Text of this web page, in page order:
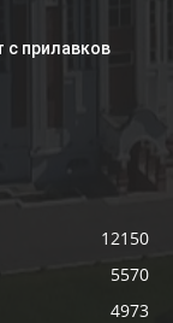
с прилавков
12150
5570
4973